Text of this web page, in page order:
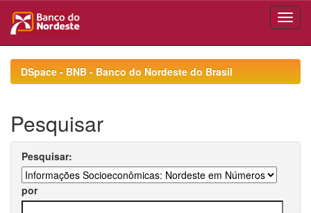
navigationDSpace - BNB - Banco do Nordeste do Brasil
Pesquisar
Pesquisar:
por